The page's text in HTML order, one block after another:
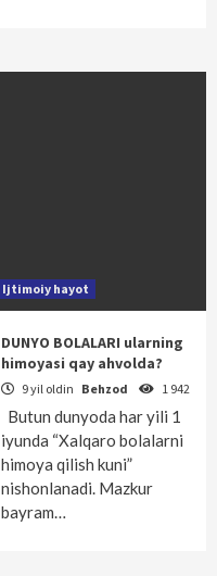
Ijtimoiy hayot
DUNYO BOLALARI ularning
himoyasi qay ahvolda?
9 yil oldin Behzod 1 942
Butun dunyoda har yili 1
iyunda “Xalqaro bolalarni
himoya qilish kuni”
nishonlanadi. Mazkur
bayram…